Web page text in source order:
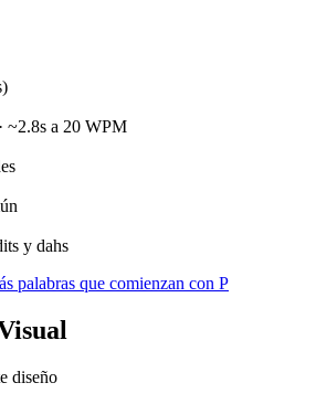
~2.8s a 20 WPM
y dahs
palabras que comienzan con P
diseño